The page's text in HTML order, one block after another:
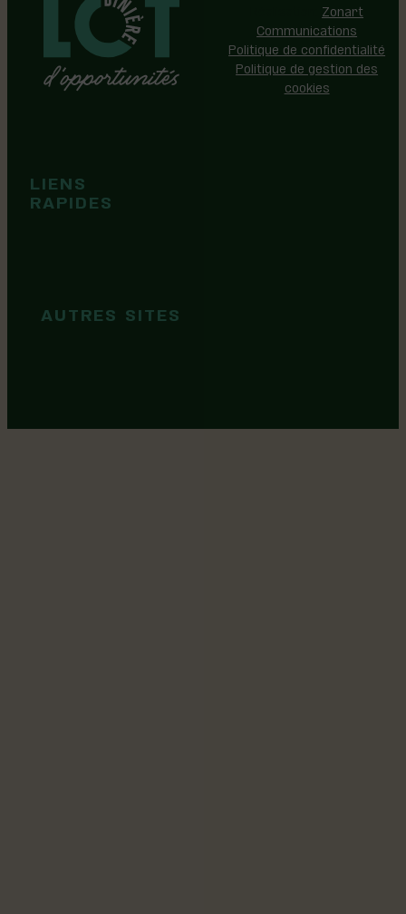
LIENS
RAPIDES
AUTRES SITES
Zonart
Communications
Politique de confidentialité
Politique de gestion des
cookies